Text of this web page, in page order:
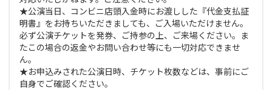
★公演当日、コンビニ店頭入金時にお渡しした『代金支払証
明書』をお持ちいただきましても、ご入場いただけません。
必ず公演チケットを発券、ご持参の上、ご来場ください。ま
たこの場合の返金やお問い合わせ等にも一切対応できませ
ん。
★お申込みされた公演日時、チケット枚数などは、事前にご
自身でご確認ください。